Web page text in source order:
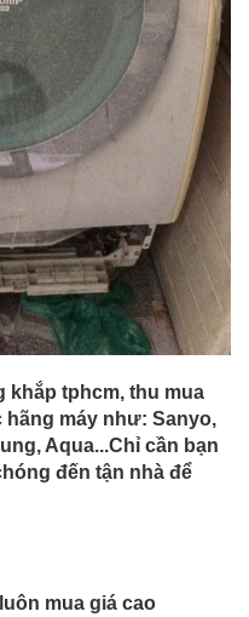
khắp tphcm, thu mua
hãng máy như: Sanyo,
Aqua...Chỉ cần bạn
đến tận nhà để
mua giá cao